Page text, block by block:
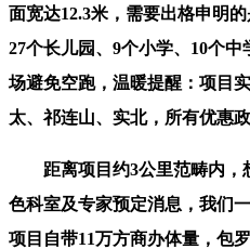
面宽达12.3米，需要出格申明
27个长儿园、9个小学、10个
场避免空跑，温暖提醒：项目
太、祁连山、实北，所有优惠
距离项目约3公里范畴内，
色科室及专家预定消息，我们
项目自带11万方商办体量，包